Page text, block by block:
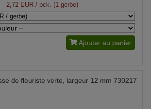
2,72 EUR / pck. (1 gerbe)
Ajouter au panier
de fleuriste verte, largeur 12 mm 730217